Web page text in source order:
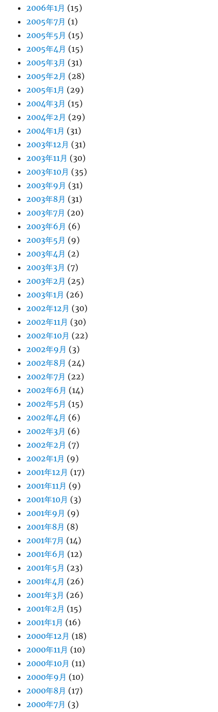
2006年1月 (15)
2005年7月 (1)
2005年5月 (15)
2005年4月 (15)
2005年3月 (31)
2005年2月 (28)
2005年1月 (29)
2004年3月 (15)
2004年2月 (29)
2004年1月 (31)
2003年12月 (31)
2003年11月 (30)
2003年10月 (35)
2003年9月 (31)
2003年8月 (31)
2003年7月 (20)
2003年6月 (6)
2003年5月 (9)
2003年4月 (2)
2003年3月 (7)
2003年2月 (25)
2003年1月 (26)
2002年12月 (30)
2002年11月 (30)
2002年10月 (22)
2002年9月 (3)
2002年8月 (24)
2002年7月 (22)
2002年6月 (14)
2002年5月 (15)
2002年4月 (6)
2002年3月 (6)
2002年2月 (7)
2002年1月 (9)
2001年12月 (17)
2001年11月 (9)
2001年10月 (3)
2001年9月 (9)
2001年8月 (8)
2001年7月 (14)
2001年6月 (12)
2001年5月 (23)
2001年4月 (26)
2001年3月 (26)
2001年2月 (15)
2001年1月 (16)
2000年12月 (18)
2000年11月 (10)
2000年10月 (11)
2000年9月 (10)
2000年8月 (17)
2000年7月 (3)